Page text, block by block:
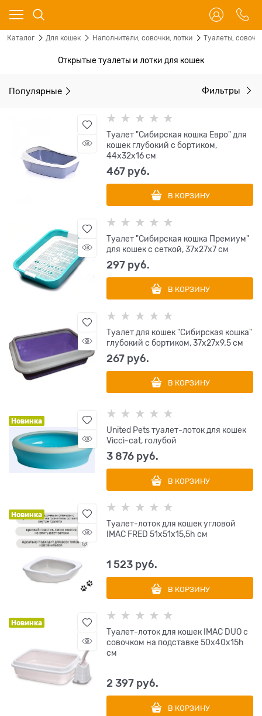
Каталог Для кошек Наполнители, совочки, лотки Туалеты,
Открытые туалеты и лотки для кошек
Популярные Фильтры
Туалет "Сибирская кошка Евро" для
кошек глубокий с бортиком,
44x32x16 см
467 руб.
В КОРЗИНУ
Туалет "Сибирская кошка Премиум"
для кошек с сеткой, 37x27x7 см
297 руб.
В КОРЗИНУ
Туалет для кошек "Сибирская кошка"
глубокий с бортиком, 37x27x9.5 см
267 руб.
В КОРЗИНУ
Новинка
United Pets туалет-лоток для кошек
Viccì-cat, голубой
3 876 руб.
В КОРЗИНУ
Новинка
Туалет-лоток для кошек угловой
IMAC FRED 51х51х15,5h см
1 523 руб.
В КОРЗИНУ
Новинка
Туалет-лоток для кошек IMAC DUO с
совочком на подставке 50х40х15h
см
2 397 руб.
В КОРЗИНУ